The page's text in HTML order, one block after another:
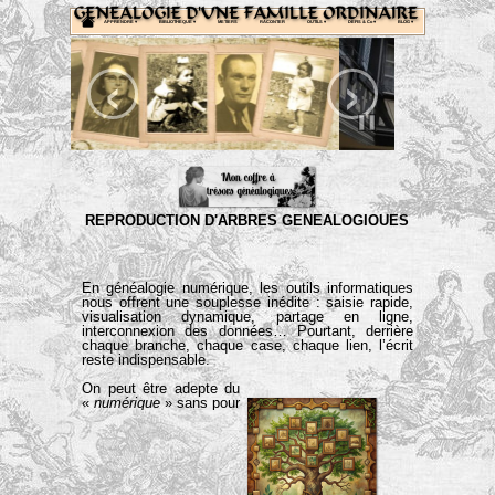
APPRENDRE ▾ BIBLIOTHEQUE ▾ METIERS RACONTER OUTILS ▾ DEFIS & Co ▾ BLOG ▾
‹ ›
En généalogie numérique, les outils informatiques
nous offrent une souplesse inédite : saisie rapide,
visualisation dynamique, partage en ligne,
interconnexion des données… Pourtant, derrière
chaque branche, chaque case, chaque lien, l’écrit
reste indispensable.
On peut être adepte du
« numérique» sans pour
autant totalement
abandonner l’écrit.
L’écrit permet d’organiser les informations avec
rigueur : Il précise les dates, lieux, professions et
événements marquants ; il établit des liens de
REPRODUCTION D'ARBRES GENEALOGIQUES
L’écrit, toujours au cœur du processus